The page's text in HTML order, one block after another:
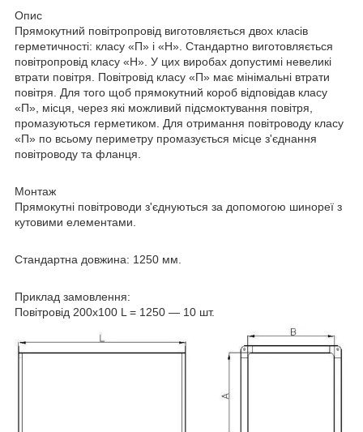
Опис
Прямокутний повітропровід виготовляється двох класів
герметичності: класу «П» і «Н». Стандартно виготовляється
повітропровід класу «Н». У цих виробах допустимі невеликі
втрати повітря. Повітровід класу «П» має мінімальні втрати
повітря. Для того щоб прямокутний короб відповідав класу
«П», місця, через які можливий підсмоктування повітря,
промазуються герметиком. Для отримання повітроводу класу
«П» по всьому периметру промазується місце з'єднання
повітроводу та фланця.
Монтаж
Прямокутні повітроводи з'єднуються за допомогою шинореї з
кутовими елементами.
Стандартна довжина: 1250 мм.
Приклад замовлення:
Повітровід 200x100 L = 1250 — 10 шт.